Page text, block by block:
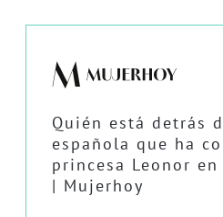
Quién está detrás
española que ha
princesa Leonor
| Mujerhoy